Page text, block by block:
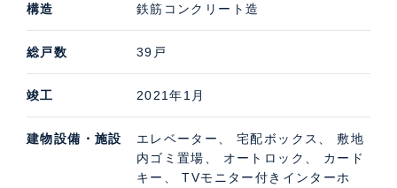
構造 鉄筋コンクリート造
総戸数 39戸
竣工 2021年1月
建物設備・施設
エレベーター、 宅配ボックス、 敷地
内ゴミ置場、 オートロック、 カード
キー、 TVモニター付きインターホ